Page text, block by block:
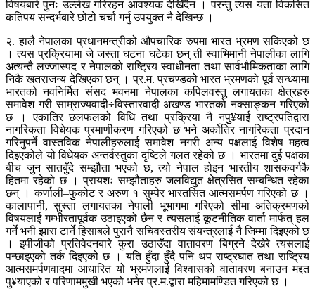
विषयबारे पुनः उल्लेख गरिरहन आवश्यक देखिँदैन । परन्तु त्यस यता विकसित
कतिपय सन्दर्भबारे छोटो चर्चा गर्नु उपयुक्त नै देखिन्छ ।
२. हालै नेपालका प्रधानमन्त्रीको औपचारिक रुपमा भारत भ्रमण सकिएको छ
। त्यस प्रक्रियामा जे जस्ता घटना घटेका छन् ती स्वाभिमानी नेपालीका लागि
अत्यन्तै लज्जास्पद र नेपालको राष्ट्रिय स्वाधीनता तथा सार्वभौमिकताका लागि
निकै खतराजन्य देखिएका छन् । प्र.म. प्रचण्डको भारत भ्रमणको पूर्व सन्ध्यामा
भारतको नवनिर्मित संसद भवनमा नेपालका कपिलवस्तु लगायतका क्षेत्रहरु
समावेश गरी साम्राज्यवादी÷विस्तारवादी अखण्ड भारतको नक्साङ्कन गरिएको
छ । एकातिर छलफलको विधि तथा प्रक्रिया नै नपुु¥याई राष्ट्रपतिद्वारा
नागरिकता विधेयक प्रमाणीकरण गरिएको छ भने अर्कोतिर नागरिकता प्रदान
गरिनुपर्ने वास्तविक नेपालीहरुलाई समावेश नगरी अन्य पक्षलाई विशेष महत्व
दिइएकोले यो विधेयक अन्तर्वस्तुका दृष्टिले गलत रहेको छ । भारतमा दुई पक्षका
बीच जुन सातबुुँदे सम्झौता भएको छ, त्यो नेपाल होइन भारतीय शासकवर्गकै
हितमा रहेको छ । प्रायशः सम्झौताहरु जलविद्युत क्षेत्रसित सम्बन्धित रहेका
छन् । कर्णाली–फुुकोट र अरुण १ सुम्पेर भारतसित आत्मसमर्पण गरिएको छ ।
कालापानी, सुुस्ता लगायतका नेपाली भूभागमा गरिएको सीमा अतिक्रमणको
विषयलाई गम्भीरतापूर्वक उठाइएको छैन र त्यसलाई कूटनीतिक वार्ता मार्फत् हल
गर्ने भनी झारा टार्ने हिसाबले पुरानै सचिवस्तरीय संयन्त्रलाई नै जिम्मा दिइएको छ
। इपीजीको प्रतिवेदनबारे कुरा उठाउँदा वातावरण बिग्रने देखेरे त्यसलाई
पन्छाइएको तर्क दिइएको छ । यति हुँदा हुँदै पनि थप राष्ट्रघात तथा राष्ट्रिय
आत्मसमर्पणवादमा आधारित यो भ्रमणलाई विश्वासको वातावरण बनाउन मद्दत
पु¥याएको र परिणाममुखी भएको भनेर प्र.म.द्वारा महिमामण्डित गरिएको छ ।